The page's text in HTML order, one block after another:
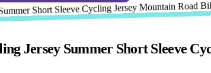
Jersey Summer Short Sleeve